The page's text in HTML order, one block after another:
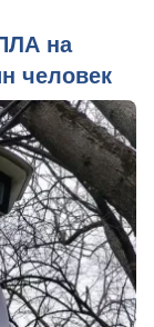
на
человек